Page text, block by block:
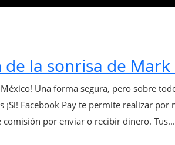
de la sonrisa de
México! Una forma segura, pero sobre
¡Si! Facebook Pay te permite realizar por
por enviar o recibir dinero. Tus...